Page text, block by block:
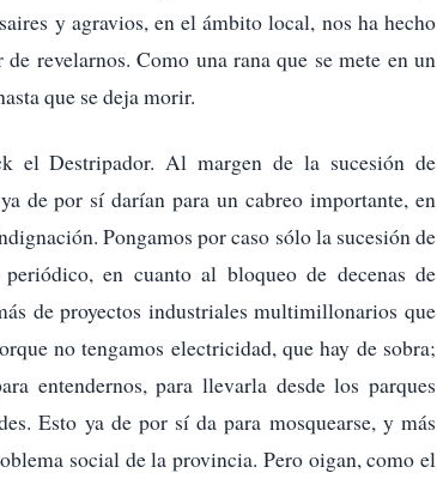
y agravios, en el ámbito local, nos ha hecho
revelarnos. Como una rana que se mete en un
que se deja morir.
el Destripador. Al margen de la sucesión de
de por sí darían para un cabreo importante, en
Pongamos por caso sólo la sucesión de
en cuanto al bloqueo de decenas de
de proyectos industriales multimillonarios que
no tengamos electricidad, que hay de sobra;
entendernos, para llevarla desde los parques
Esto ya de por sí da para mosquearse, y más
social de la provincia. Pero oigan, como el